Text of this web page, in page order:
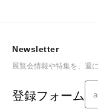
Newsletter
展覧会情報や特集を、週
登録フォーム